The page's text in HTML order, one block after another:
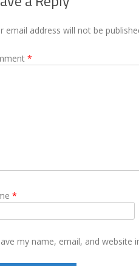
email address will not be
*
*
my name, email, and